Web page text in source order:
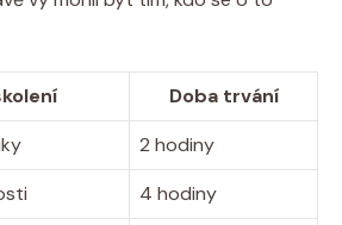
Doba trvání
2 hodiny
4 hodiny